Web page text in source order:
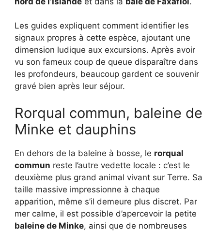
Les guides expliquent comment identifier les
signaux propres à cette espèce, ajoutant une
dimension ludique aux excursions. Après avoir
vu son fameux coup de queue disparaître dans
les profondeurs, beaucoup gardent ce souvenir
gravé bien après leur séjour.
Rorqual commun, baleine de
Minke et dauphins
En dehors de la baleine à bosse, le rorqual
commun reste l’autre vedette locale : c’est le
deuxième plus grand animal vivant sur Terre. Sa
taille massive impressionne à chaque
apparition, même s’il demeure plus discret. Par
mer calme, il est possible d’apercevoir la petite
baleine de Minke, ainsi que de nombreuses